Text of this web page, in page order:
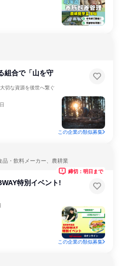
組合で「山を守
切な資源を後世へ繋ぐ
この企業の類似募集
品・飲料メーカー、農耕業
特別イベント!
締切：明日まで
この企業の類似募集